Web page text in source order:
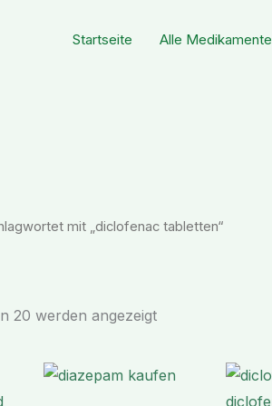
Startseite Alle Medikamente
mit „diclofenac tabletten“
20 werden angezeigt
Preisspanne:
€ 178,99